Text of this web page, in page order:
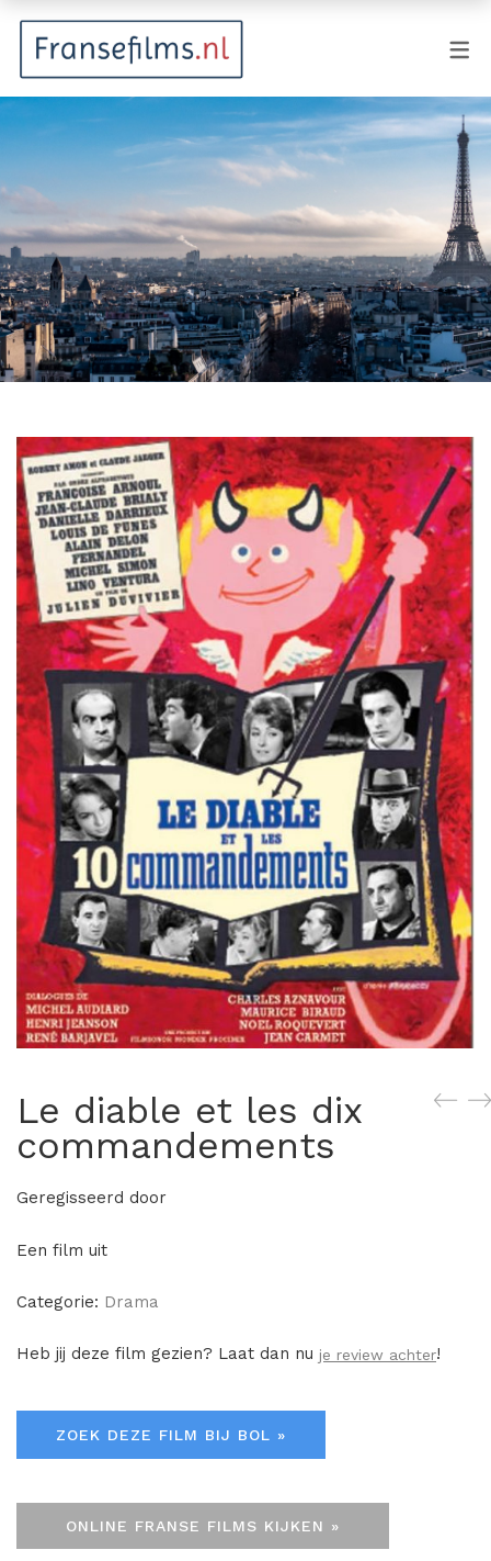
Animatie
Documentaire
Drama
Fantasy
Horror
Kostuumdrama
Misdaad
Musical
Oorlogsfilm
Romantische komedie
Thriller
Le diable et les dix
commandements
Geregisseerd door
Een film uit
Categorie: Drama
Heb jij deze film gezien? Laat dan nu je review achter!
ZOEK DEZE FILM BIJ BOL »
ONLINE FRANSE FILMS KIJKEN »